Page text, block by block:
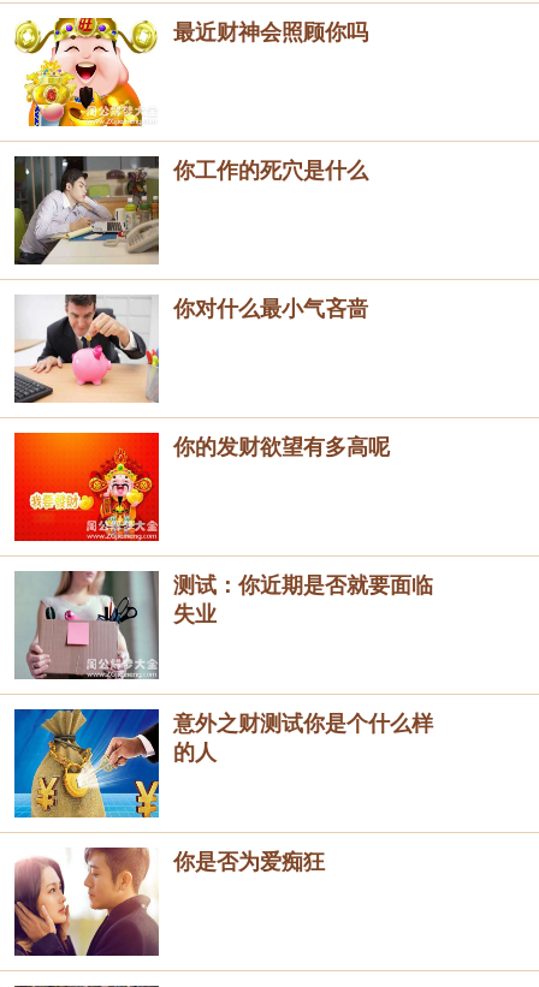
最近财神会照顾你吗
你工作的死穴是什么
你对什么最小气吝啬
你的发财欲望有多高呢
测试：你近期是否就要面临
失业
意外之财测试你是个什么样
的人
你是否为爱痴狂